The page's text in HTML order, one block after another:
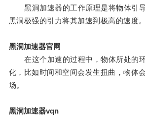
黑洞加速器的工作原理是将物体引
黑洞极强的引力将其加速到极高的速度。
黑洞加速器官网
在这个加速的过程中，物体所处的
化，比如时间和空间会发生扭曲，物体
场。
黑洞加速器vqn